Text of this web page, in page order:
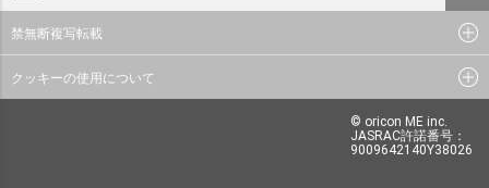
禁無断複写転載
クッキーの使用について
© oricon ME inc.
JASRAC許諾番号：
9009642140Y38026